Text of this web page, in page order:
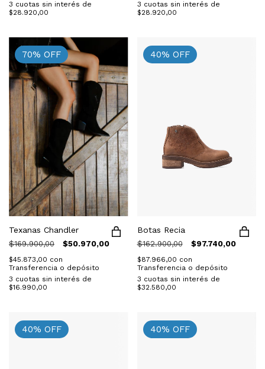
3 cuotas sin interés de
$28.920,00
3 cuotas sin interés de
$28.920,00
70% OFF
Texanas Chandler
$169.900,00 $50.970,00
$45.873,00 con
Transferencia o depósito
3 cuotas sin interés de
$16.990,00
40% OFF
Botas Recia
$162.900,00 $97.740,00
$87.966,00 con
Transferencia o depósito
3 cuotas sin interés de
$32.580,00
40% OFF 40% OFF